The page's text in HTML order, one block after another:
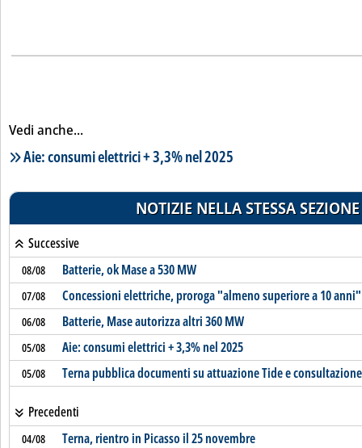
Vedi anche...
Lista notizie correlate
Aie: consumi elettrici + 3,3% nel 2025
NOTIZIE NELLA STESSA SEZIONE
Successive
08/08 Batterie, ok Mase a 530 MW
07/08 Concessioni elettriche, proroga "almeno superiore a 10 anni"
06/08 Batterie, Mase autorizza altri 360 MW
05/08 Aie: consumi elettrici + 3,3% nel 2025
05/08 Terna pubblica documenti su attuazione Tide e
Precedenti
04/08 Terna, rientro in Picasso il 25 novembre